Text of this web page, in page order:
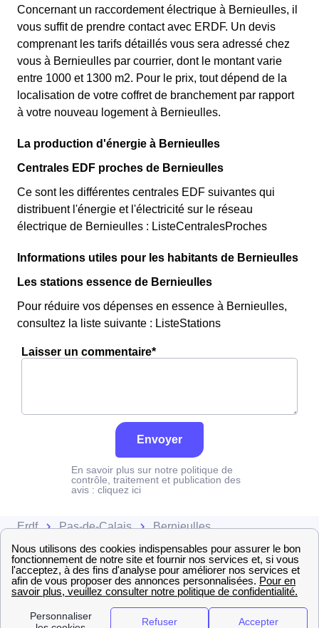
Concernant un raccordement électrique à Bernieulles, il
vous suffit de prendre contact avec ERDF. Un devis
comprenant les tarifs détaillés vous sera adressé chez
vous à Bernieulles par courrier, dont le montant varie
entre 1000 et 1300 m2. Pour le prix, tout dépend de la
localisation de votre coffret de branchement par rapport
à votre nouveau logement à Bernieulles.
La production d'énergie à Bernieulles
Centrales EDF proches de Bernieulles
Ce sont les différentes centrales EDF suivantes qui
distribuent l'énergie et l'électricité sur le réseau
électrique de Bernieulles : ListeCentralesProches
Informations utiles pour les habitants de Bernieulles
Les stations essence de Bernieulles
Pour réduire vos dépenses en essence à Bernieulles,
consultez la liste suivante : ListeStations
Laisser un commentaire*
Envoyer
En savoir plus sur notre politique de
contrôle, traitement et publication des
avis : cliquez ici
Erdf Pas-de-Calais Bernieulles